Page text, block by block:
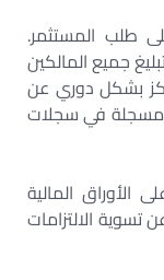
طلب المستثمر.
جميع المالكين
بشكل دوري عن
مسجلة في سجلات
على الأوراق المالية
الالتزامات